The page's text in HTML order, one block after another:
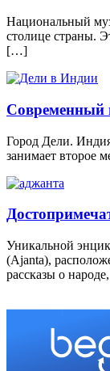
Национальный
столице страны.
[…]
Современный
Город Дели.
занимает второе
Уникальной
(Ajanta),
рассказы о